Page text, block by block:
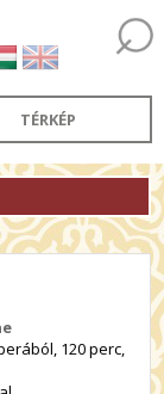
TÉRKÉP
120 perc,